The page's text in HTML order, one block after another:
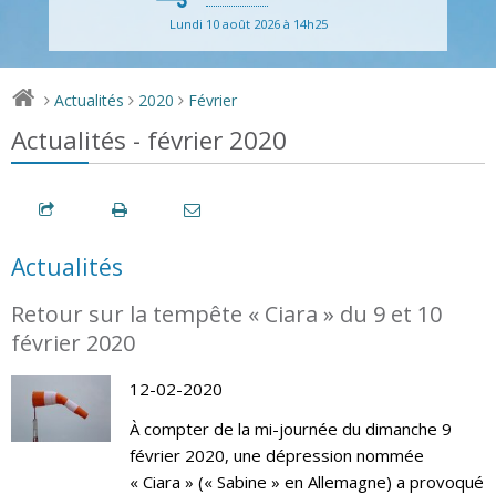
Lundi 10 août 2026 à 14h25
> Actualités > 2020 > Février
Actualités - février 2020
Actualités
Retour sur la tempête « Ciara » du 9 et 10
février 2020
12-02-2020
À compter de la mi-journée du dimanche 9
février 2020, une dépression nommée
« Ciara » (« Sabine » en Allemagne) a provoqué